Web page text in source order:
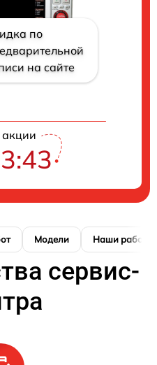
по
на сайте
Модели Наши работы
сервис-